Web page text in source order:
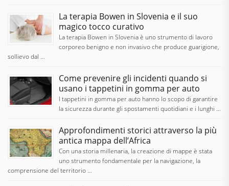
La terapia Bowen in Slovenia e il suo
magico tocco curativo
La terapia Bowen in Slovenia è uno strumento di lavoro
corporeo benigno e non invasivo che produce guarigione,
sollievo dal …
Come prevenire gli incidenti quando si
usano i tappetini in gomma per auto
I tappetini in gomma per auto hanno lo scopo di garantire
la sicurezza durante gli spostamenti quotidiani e i lunghi …
Approfondimenti storici attraverso la più
antica mappa dell’Africa
Con una storia millenaria, la creazione di mappe è stata
uno strumento fondamentale per la navigazione, la
comprensione del territorio …